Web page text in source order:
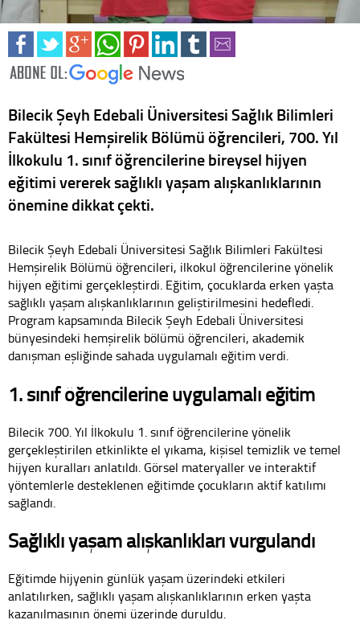
Bilecik Şeyh Edebali Üniversitesi Sağlık Bilimleri
Fakültesi Hemşirelik Bölümü öğrencileri, 700. Yıl
İlkokulu 1. sınıf öğrencilerine bireysel hijyen
eğitimi vererek sağlıklı yaşam alışkanlıklarının
önemine dikkat çekti.
Bilecik Şeyh Edebali Üniversitesi Sağlık Bilimleri Fakültesi
Hemşirelik Bölümü öğrencileri, ilkokul öğrencilerine yönelik
hijyen eğitimi gerçekleştirdi. Eğitim, çocuklarda erken yaşta
sağlıklı yaşam alışkanlıklarının geliştirilmesini hedefledi.
Program kapsamında Bilecik Şeyh Edebali Üniversitesi
bünyesindeki hemşirelik bölümü öğrencileri, akademik
danışman eşliğinde sahada uygulamalı eğitim verdi.
1. sınıf öğrencilerine uygulamalı eğitim
Bilecik 700. Yıl İlkokulu 1. sınıf öğrencilerine yönelik
gerçekleştirilen etkinlikte el yıkama, kişisel temizlik ve temel
hijyen kuralları anlatıldı. Görsel materyaller ve interaktif
yöntemlerle desteklenen eğitimde çocukların aktif katılımı
sağlandı.
Sağlıklı yaşam alışkanlıkları vurgulandı
Eğitimde hijyenin günlük yaşam üzerindeki etkileri
anlatılırken, sağlıklı yaşam alışkanlıklarının erken yaşta
kazanılmasının önemi üzerinde duruldu.